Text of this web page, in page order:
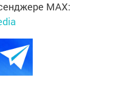
MАХ: